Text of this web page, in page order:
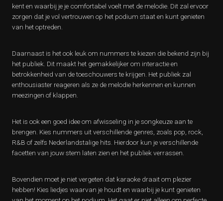
kent en waarbij je je comfortabel voelt met de melodie. Dit zal ervoor
zorgen dat je vol vertrouwen op het podium staat en kunt genieten
van het optreden.
Daarnaast is het ook leuk om nummers te kiezen die bekend zijn bij
het publiek. Dit maakt het gemakkelijker om interactie en
betrokkenheid van de toeschouwers te krijgen. Het publiek zal
enthousiaster reageren als ze de melodie herkennen en kunnen
meezingen of klappen.
Het is ook een goed idee om afwisseling in je songkeuze aan te
brengen. Kies nummers uit verschillende genres, zoals pop, rock,
R&B of zelfs Nederlandstalige hits. Hierdoor kun je verschillende
facetten van jouw stem laten zien en het publiek verrassen.
Bovendien moet je niet vergeten dat karaoke draait om plezier
hebben! Kies liedjes waarvan je houdt en waarbij je kunt genieten